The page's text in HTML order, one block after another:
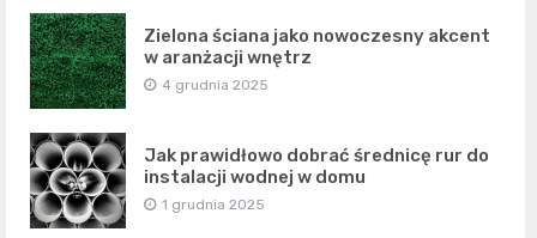
Zielona ściana jako nowoczesny akcent
w aranżacji wnętrz
4 grudnia 2025
Jak prawidłowo dobrać średnicę rur do
instalacji wodnej w domu
1 grudnia 2025